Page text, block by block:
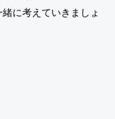
に考えていきましょ